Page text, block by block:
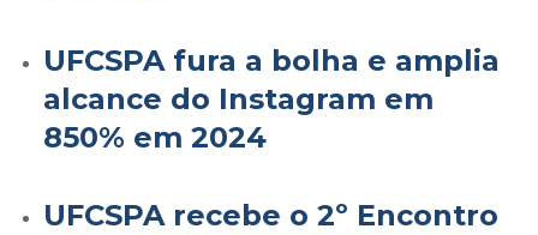
UFCSPA fura a bolha e amplia
alcance do Instagram em
850% em 2024
UFCSPA recebe o 2º Encontro